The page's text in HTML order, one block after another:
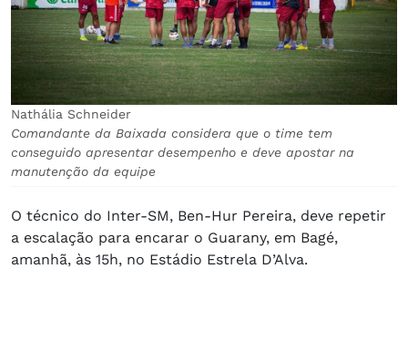
Nathália Schneider
Comandante da Baixada considera que o time tem
conseguido apresentar desempenho e deve apostar na
manutenção da equipe
O técnico do Inter-SM, Ben-Hur Pereira, deve repetir
a escalação para encarar o Guarany, em Bagé,
amanhã, às 15h, no Estádio Estrela D’Alva.